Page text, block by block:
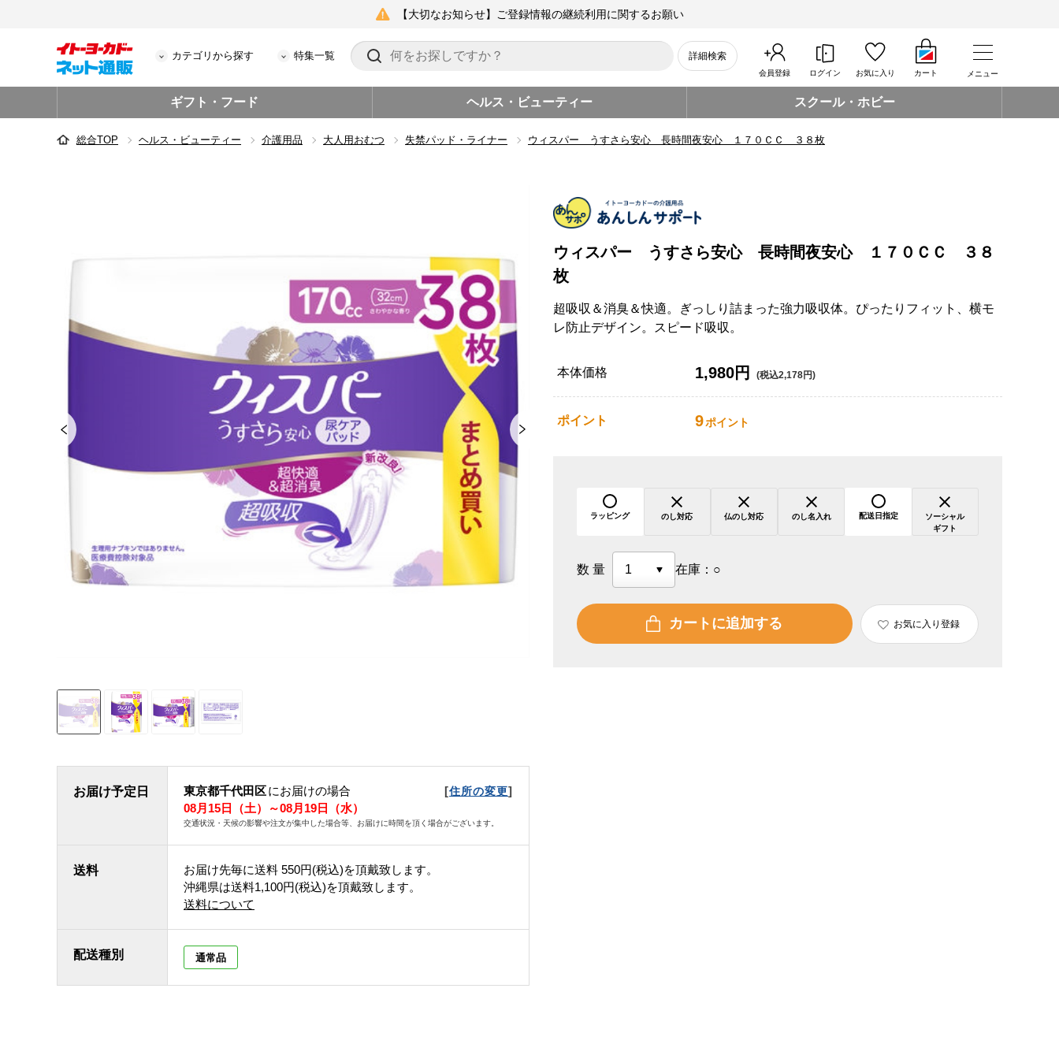
【大切なお知らせ】ご登録情報の継続利用に関するお願い
カテゴリから探す 特集一覧 詳細検索
会員登録 ログイン お気に入り カート メニュー
ギフト・フード ヘルス・ビューティー スクール・ホビー
総合TOP ヘルス・ビューティー 介護用品 大人用おむつ 失禁パッド・ライナー ウィスパー うすさら安心 長時間夜安心 １７０ＣＣ ３８枚
お届け予定日 東京都千代田区にお届けの場合 [住所の変更]
08月15日（土）～08月19日（水）
交通状況・天候の影響や注文が集中した場合等、お届けに時間を頂く場合がございます。
送料 お届け先毎に送料 550円(税込)を頂戴致します。
沖縄県は送料1,100円(税込)を頂戴致します。
送料について
配送種別 通常品
ウィスパー うすさら安心 長時間夜安心 １７０ＣＣ ３８
枚
超吸収＆消臭＆快適。ぎっしり詰まった強力吸収体。ぴったりフィット、横モ
レ防止デザイン。スピード吸収。
本体価格 1,980円 (税込2,178円)
ポイント 9ポイント
ラッピング のし対応 仏のし対応 のし名入れ 配送日指定
ソーシャル
ギフト
数量 在庫： ○
カートに追加する お気に入り登録